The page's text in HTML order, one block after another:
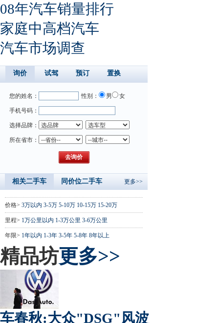
08年汽车销量排行
家庭中高档汽车
汽车市场调查
询价 试驾 预订 置换
您的姓名： 性别： 男 女
手机号码：
选择品牌：
所在省市：
相关二手车 同价位二手车 更多>>
价格> 3万以内 3-5万 5-10万 10-15万 15-20万
里程> 1万公里以内 1-3万公里 3-6万公里
年限> 1年以内 1-3年 3-5年 5-8年 8年以上
精品坊更多>>
车春秋:大众"DSG"风波